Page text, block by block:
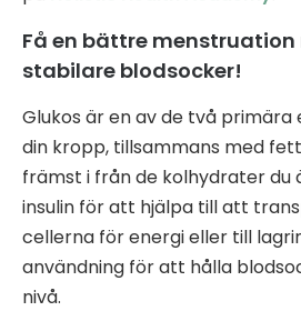
Få en bättre
stabilare blodsocker!
Glukos är en av de två
din kropp, tillsammans med
främst i från de kolhydrater du
insulin för att hjälpa till att
cellerna för energi eller till
användning för att hålla
nivå.